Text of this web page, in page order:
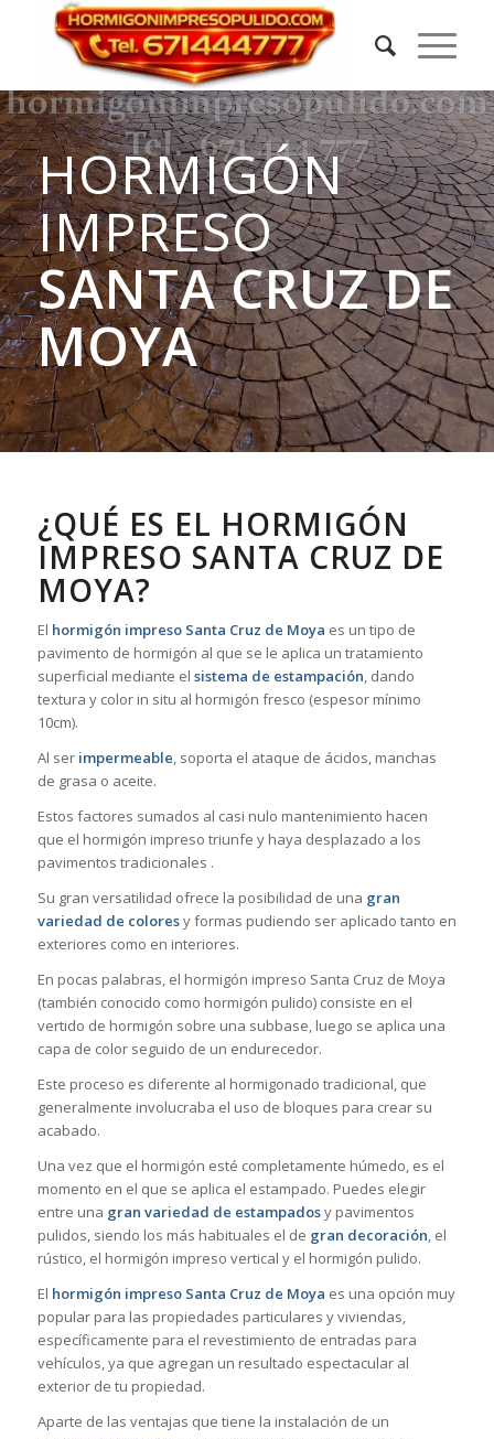
HORMIGÓN
IMPRESO
SANTA CRUZ DE
MOYA
¿QUÉ ES EL HORMIGÓN
IMPRESO SANTA CRUZ DE
MOYA?
El hormigón impreso Santa Cruz de Moya es un tipo de
pavimento de hormigón al que se le aplica un tratamiento
superficial mediante el sistema de estampación, dando
textura y color in situ al hormigón fresco (espesor mínimo
10cm).
Al ser impermeable, soporta el ataque de ácidos, manchas
de grasa o aceite.
Estos factores sumados al casi nulo mantenimiento hacen
que el hormigón impreso triunfe y haya desplazado a los
pavimentos tradicionales .
Su gran versatilidad ofrece la posibilidad de una gran
variedad de coloresy formas pudiendo ser aplicado tanto en
exteriores como en interiores.
En pocas palabras, el hormigón impreso Santa Cruz de Moya
(también conocido como hormigón pulido) consiste en el
vertido de hormigón sobre una subbase, luego se aplica una
capa de color seguido de un endurecedor.
Este proceso es diferente al hormigonado tradicional, que
generalmente involucraba el uso de bloques para crear su
acabado.
Una vez que el hormigón esté completamente húmedo, es el
momento en el que se aplica el estampado. Puedes elegir
entre una gran variedad de estampadosy pavimentos
pulidos, siendo los más habituales el de gran decoración, el
rústico, el hormigón impreso vertical y el hormigón pulido.
El hormigón impreso Santa Cruz de Moya es una opción muy
popular para las propiedades particulares y viviendas,
específicamente para el revestimiento de entradas para
vehículos, ya que agregan un resultado espectacular al
exterior de tu propiedad.
Aparte de las ventajas que tiene la instalación de un